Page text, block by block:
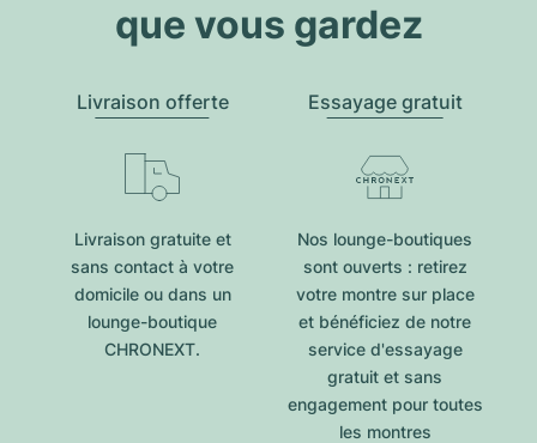
que vous gardez
Livraison offerte
Livraison gratuite et
sans contact à votre
domicile ou dans un
lounge-boutique
CHRONEXT.
Essayage gratuit
Nos lounge-boutiques
sont ouverts : retirez
votre montre sur place
et bénéficiez de notre
service d'essayage
gratuit et sans
engagement pour toutes
les montres